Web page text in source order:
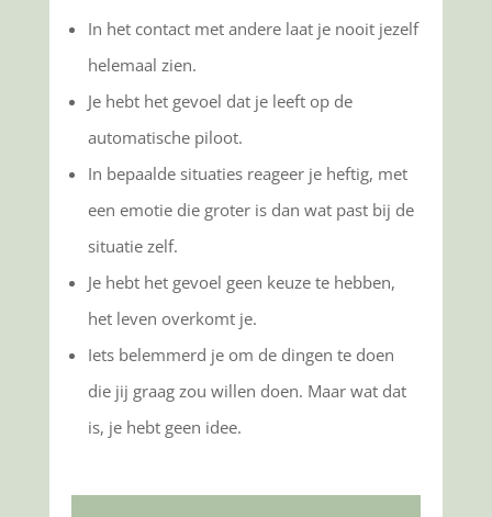
In het contact met andere laat je nooit jezelf
helemaal zien.
Je hebt het gevoel dat je leeft op de
automatische piloot.
In bepaalde situaties reageer je heftig, met
een emotie die groter is dan wat past bij de
situatie zelf.
Je hebt het gevoel geen keuze te hebben,
het leven overkomt je.
Iets belemmerd je om de dingen te doen
die jij graag zou willen doen. Maar wat dat
is, je hebt geen idee.